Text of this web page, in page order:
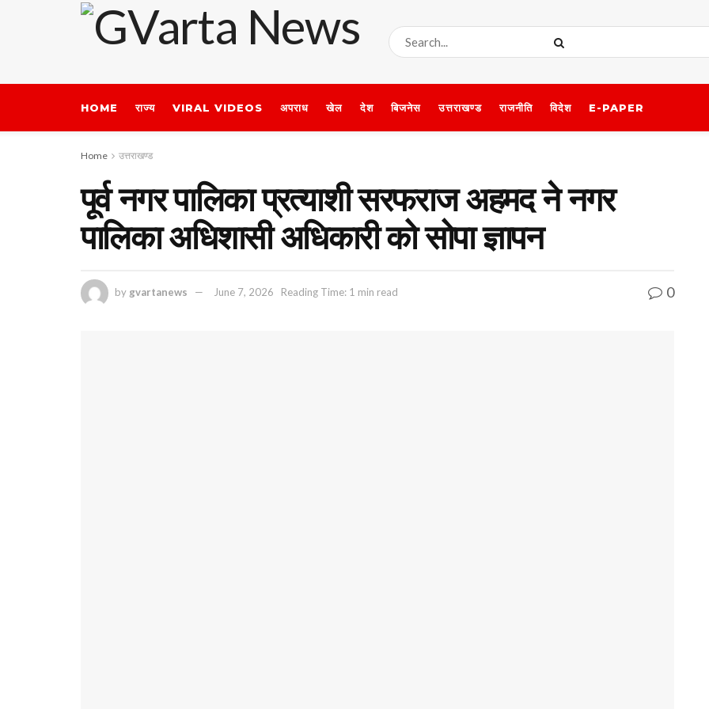
HOME राज्य VIRAL VIDEOS अपराध खेल देश बिजनेस उत्तराखण्ड राजनीति विदेश E-PAPER
Home उत्तराखण्ड
पूर्व नगर पालिका प्रत्याशी सरफराज अहमद ने नगर
पालिका अधिशासी अधिकारी को सोपा ज्ञापन
by gvartanews June 7, 2026 Reading Time: 1 min read 0